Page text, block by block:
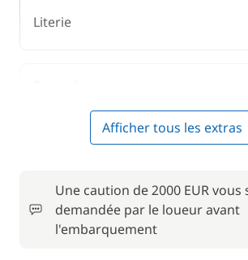
Literie
Animaux de compagnie
Moteur Hors Bord
Afficher tous les extras
Une caution de 2000 EUR vous
demandée par le loueur avant
l'embarquement